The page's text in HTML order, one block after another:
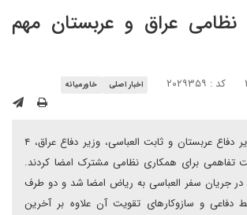
نظامی عراق و عربستان مهم
کد : ۲۰۲۹۳۵۹ اخبار اصلی خاورمیانه
خالد بن سلمان، وزیر دفاع عربستان و ثابت العباسی، وزیر دفاع عراق، ۴
یادداشت تفاهمی برای همکاری نظامی مشترک امضا کردند.
در جریان سفر العباسی به ریاض امضا شد و دو طرف
دفاعی و سازوکار‌های تقویت آن علاوه بر آخرین